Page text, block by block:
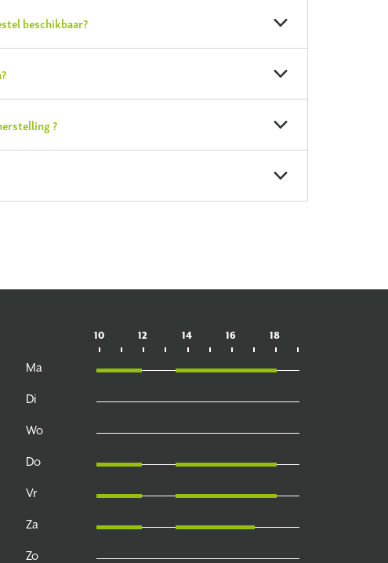
beschikbaar?
?
10 12 14 16 18
Ma
Di
Wo
Do
Vr
Za
Zo